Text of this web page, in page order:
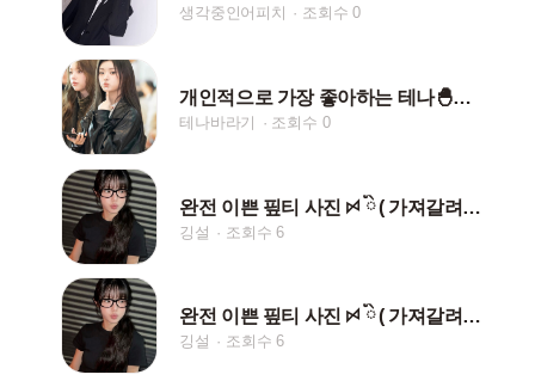
생각중인어피치 조회수 0
개인적으로 가장 좋아하는 테나🐣사진
테나바라기 조회수 0
완전 이쁜 핖티 사진 ꗯ ིྀ ( 가져갈려면 핱누르기)
깅설 조회수 6
완전 이쁜 핖티 사진 ꗯ ིྀ ( 가져갈려면 핱누르기)
깅설 조회수 6